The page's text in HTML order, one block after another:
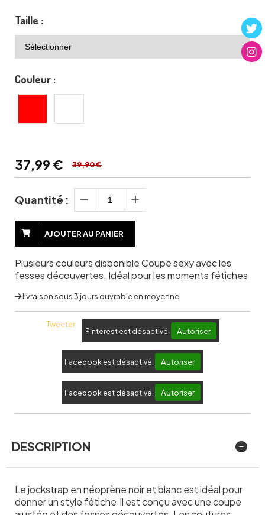
Taille :
Couleur :
37,99 € 39,90 €
Quantité :
AJOUTER AU PANIER
Plusieurs couleurs disponible Coupe sexy avec les
fesses découvertes. Idéal pour les moments fétiches
livraison sous 3 jours ouvrable en moyenne
Tweeter
Pinterest est désactivé. Autoriser
Facebook est désactivé. Autoriser
Facebook est désactivé. Autoriser
DESCRIPTION
Le jockstrap en néoprène noir et blanc est idéal pour
donner un style fétiche.Il est conçu avec une coupe